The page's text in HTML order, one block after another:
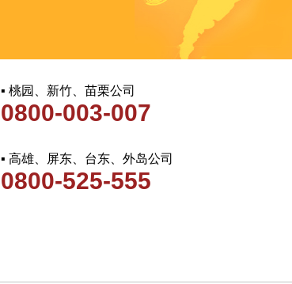
▪ 桃园、新竹、苗栗公司
0800-003-007
▪ 高雄、屏东、台东、外岛公司
0800-525-555